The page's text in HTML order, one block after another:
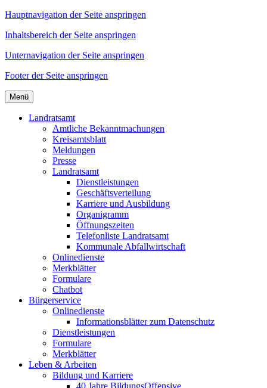
Hauptnavigation der Seite anspringen
Inhaltsbereich der Seite anspringen
Unternavigation der Seite anspringen
Footer der Seite anspringen
Menü
Landratsamt
Amtliche Bekanntmachungen
Kreisamtsblatt
Meldungen
Presse
Landratsamt
Dienstleistungen
Geschäftsverteilung
Karriere und Ausbildung
Organigramm
Öffnungszeiten
Telefonliste Landratsamt
Kommunale Abfallwirtschaft
Onlinedienste
Merkblätter
Formulare
Chatbot
Bürgerservice
Onlinedienste
Informationsblätter zum Datenschutz
Dienstleistungen
Formulare
Merkblätter
Leben & Arbeiten
Bildung und Karriere
40 Jahre BildungsOffensive